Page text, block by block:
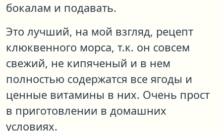
бокалам и подавать.
Это лучший, на мой взгляд, рецепт
клюквенного морса, т.к. он совсем
свежий, не кипяченый и в нем
полностью содержатся все ягоды и
ценные витамины в них. Очень прост
в приготовлении в домашних
условиях.